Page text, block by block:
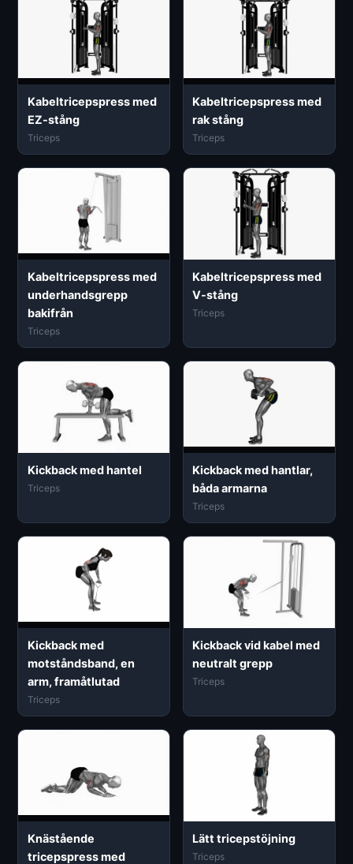
Kabeltricepspress med
EZ-stång
Triceps
Kabeltricepspress med
rak stång
Triceps
Kabeltricepspress med
underhandsgrepp
bakifrån
Triceps
Kabeltricepspress med
V-stång
Triceps
Kickback med hantel
Triceps
Kickback med hantlar,
båda armarna
Triceps
Kickback med
motståndsband, en
arm, framåtlutad
Triceps
Kickback vid kabel med
neutralt grepp
Triceps
Knästående
tricepspress med
Lätt tricepstöjning
Triceps